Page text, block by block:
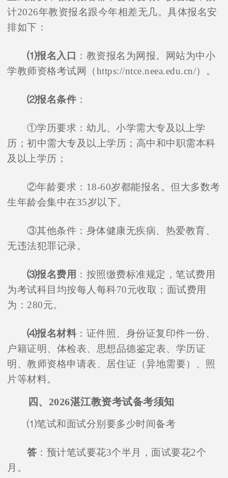
计2026年教资报名跟今年相差无几。具体报名安
排如下：
⑴报名入口 ：教资报名为网报。网站为中小
学教师资格考试网（https://ntce.neea.edu.cn/）。
⑵报名条件 ：
①学历要求：幼儿、小学需大专及以上学
历；初中需大专及以上学历；高中和中职需本科
及以上学历；
②年龄要求：18-60岁都能报名。但大多数考
生年龄会集中在35岁以下。
③其他条件：身体健康无疾病、热爱教育、
无违法犯罪记录。
⑶报名费用 ：按照缴费标准规定，笔试费用
为考试科目均按每人每科70元收取；面试费用
为：280元。
⑷报名材料 ：证件照、身份证复印件一份、
户籍证明、体检表、思想品德鉴定表、学历证
明、教师资格申请表、居住证（异地需要）、照
片等材料。
四、2026湛江教资考试备考须知
⑴笔试和面试分别要多少时间备考
答 ：预计笔试要花3个半月，面试要花2个
月。